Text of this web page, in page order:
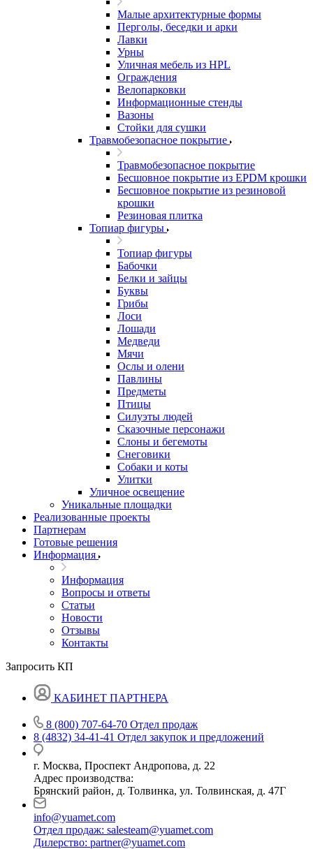
Малые архитектурные формы
Перголы, беседки и арки
Лавки
Урны
Уличная мебель из HPL
Ограждения
Велопарковки
Информационные стенды
Вазоны
Стойки для сушки
Травмобезопасное покрытие
Травмобезопасное покрытие
Бесшовное покрытие из EPDM крошки
Бесшовное покрытие из резиновой
крошки
Резиновая плитка
Топиар фигуры
Топиар фигуры
Бабочки
Белки и зайцы
Буквы
Грибы
Лоси
Лошади
Медведи
Мячи
Ослы и олени
Павлины
Предметы
Птицы
Силуэты людей
Сказочные персонажи
Слоны и бегемоты
Снеговики
Собаки и коты
Улитки
Уличное освещение
Уникальные площадки
Реализованные проекты
Партнерам
Готовые решения
Информация
Информация
Вопросы и ответы
Статьи
Новости
Отзывы
Контакты
Запросить КП
КАБИНЕТ ПАРТНЕРА
8 (800) 707-64-70 Отдел продаж
8 (4832) 34-41-41 Отдел закупок и предложений
г. Москва, Проспект Андропова, д. 22
Адрес производства:
Брянский район, д. Толвинка, ул. Толвинская, д. 47Г
info@yuamet.com
Отдел продаж: salesteam@yuamet.com
Дилерство: partner@yuamet.com